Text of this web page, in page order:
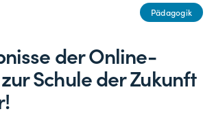
Pädagogik
der Online-
Schule der Zukunft